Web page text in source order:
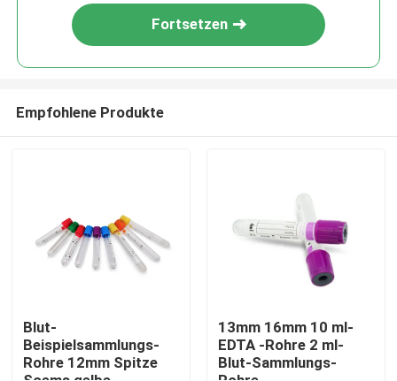
Fortsetzen
Empfohlene Produkte
Blut-
Beispielsammlungs-
Rohre 12mm Spitze
13mm 16mm 10 ml-
EDTA -Rohre 2 ml-
Blut-Sammlungs-